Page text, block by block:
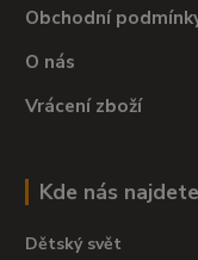
Obchodní
O nás
Vrácení zboží
Kde nás najdete
Dětský svět